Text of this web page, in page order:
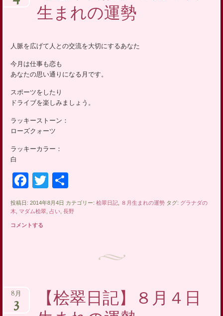
生まれの運勢
人脈を広げて人との交流を大切にするあなた
今月は仕事も恋も
あなたの思い通りになる月です。
スポーツをしたり
ドライブを楽しみましょう。
ラッキーストーン：
ローズクォーツ
ラッキーカラー：
白
Facebook
Twitter
有
投稿日: 2014年8月4日 カテゴリー:桧翠日記 ８月生まれの運勢 タグ: グラナダの
木
マダム桧翠 ,占い ,長野
コメントする
【桧翠日記】８月４日
8月
3